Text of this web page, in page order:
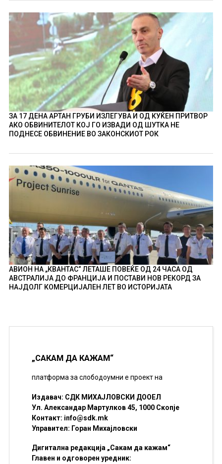
ЗА 17 ДЕНА АРТАН ГРУБИ ИЗЛЕГУВА И ОД КУЌЕН ПРИТВОР
АКО ОБВИНИТЕЛОТ КОЈ ГО ИЗВАДИ ОД ШУТКА НЕ
ПОДНЕСЕ ОБВИНЕНИЕ ВО ЗАКОНСКИОТ РОК
АВИОН НА „КВАНТАС“ ЛЕТАШЕ ПОВЕЌЕ ОД 24 ЧАСА ОД
АВСТРАЛИЈА ДО ФРАНЦИЈА И ПОСТАВИ НОВ РЕКОРД ЗА
НАЈДОЛГ КОМЕРЦИЈАЛЕН ЛЕТ ВО ИСТОРИЈАТА
„САКАМ ДА КАЖАМ“
платформа за слободоумни е проект на
Издавач: СДК МИХАЈЛОВСКИ ДООЕЛ
Ул. Александар Мартулков 45, 1000 Скопје
Контакт: info@sdk.mk
Управител: Горан Михајловски
Дигитална редакција „Сакам да кажам“
Главен и одговорен уредник: